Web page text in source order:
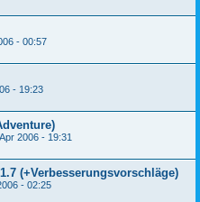
- 00:57
- 19:23
2006 - 19:31
(+Verbesserungsvorschläge)
- 02:25